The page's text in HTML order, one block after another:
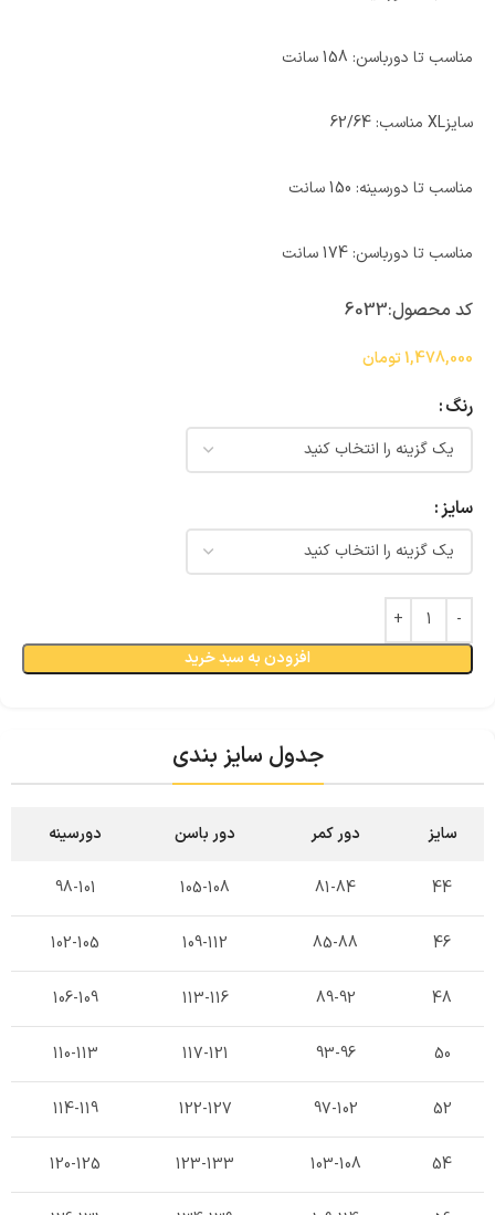
مناسب تا دورباسن: 158 سانت
سایزXL مناسب: 62/64
مناسب تا دورسینه: 150 سانت
مناسب تا دورباسن: 174 سانت
کد محصول:6033
1,478,000تومان
رنگ
سایز
افزودن به سبد خرید
جدول سایز بندی
سایز دور کمر دور باسن دورسینه
44
81-84
105-108
98-101
46
85-88
109-112
102-105
48
89-92
113-116
106-109
50
93-96
117-121
110-113
52
97-102
122-127
114-119
54
103-108
123-133
120-125